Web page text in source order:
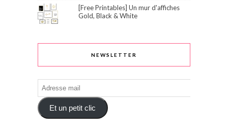
[Free Printables] Un mur d'affiches
Gold, Black & White
NEWSLETTER
Adresse
mail
Et un petit clic